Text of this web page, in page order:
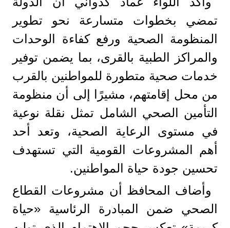
تمضي بخطوات متسارعة نحو تطوير
المنظومة الصحية ورفع كفاءة الوحدات
والمراكز الطبية بالقرى، بما يضمن توفير
خدمات صحية متطورة للمواطنين بالقرب
من محل إقامتهم، مشيرًا إلى أن منظومة
التأمين الصحي الشامل تمثل نقلة نوعية
في مستوى الرعاية الصحية، وتعد أحد
أهم المشروعات القومية التي تستهدف
تحسين جودة حياة المواطنين.
وأضاف المحافظ أن مشروعات القطاع
الصحي ضمن المبادرة الرئاسية «حياة